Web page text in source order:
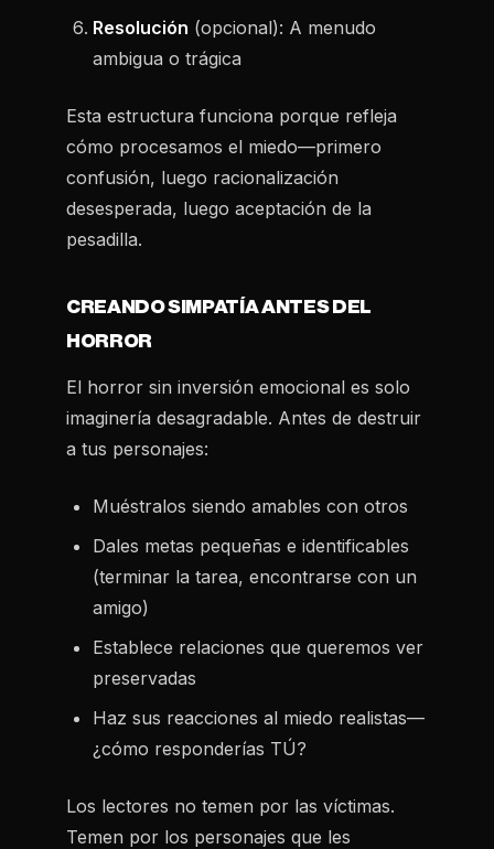
Resolución (opcional): A menudo
ambigua o trágica
Esta estructura funciona porque refleja
cómo procesamos el miedo—primero
confusión, luego racionalización
desesperada, luego aceptación de la
pesadilla.
CREANDO SIMPATÍA ANTES DEL
HORROR
El horror sin inversión emocional es solo
imaginería desagradable. Antes de destruir
a tus personajes:
Muéstralos siendo amables con otros
Dales metas pequeñas e identificables
(terminar la tarea, encontrarse con un
amigo)
Establece relaciones que queremos ver
preservadas
Haz sus reacciones al miedo realistas—
¿cómo responderías TÚ?
Los lectores no temen por las víctimas.
Temen por los personajes que les